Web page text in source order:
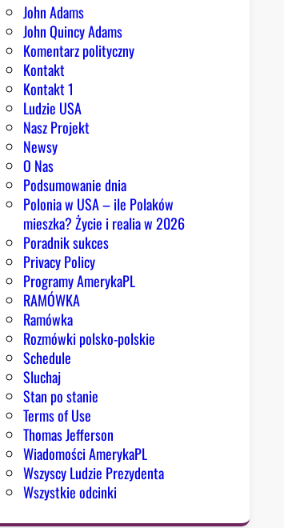
John Adams
John Quincy Adams
Komentarz polityczny
Kontakt
Kontakt 1
Ludzie USA
Nasz Projekt
Newsy
O Nas
Podsumowanie dnia
Polonia w USA – ile Polaków
mieszka? Życie i realia w 2026
Poradnik sukces
Privacy Policy
Programy AmerykaPL
RAMÓWKA
Ramówka
Rozmówki polsko-polskie
Schedule
Sluchaj
Stan po stanie
Terms of Use
Thomas Jefferson
Wiadomości AmerykaPL
Wszyscy Ludzie Prezydenta
Wszystkie odcinki